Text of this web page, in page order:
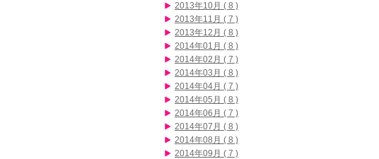
2013年10月 ( 8 )
2013年11月 ( 7 )
2013年12月 ( 8 )
2014年01月 ( 8 )
2014年02月 ( 7 )
2014年03月 ( 8 )
2014年04月 ( 7 )
2014年05月 ( 8 )
2014年06月 ( 7 )
2014年07月 ( 8 )
2014年08月 ( 8 )
2014年09月 ( 7 )